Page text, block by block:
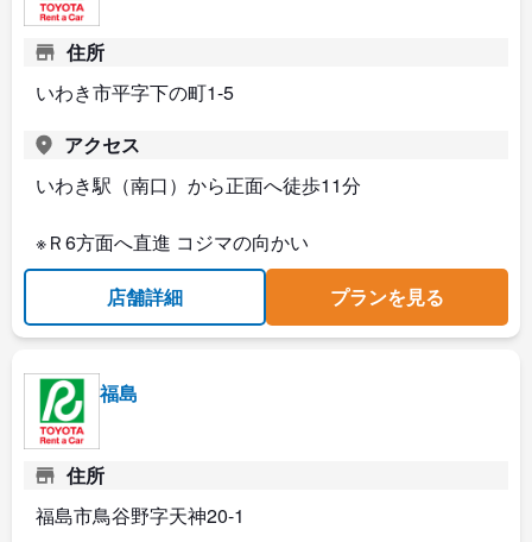
住所
いわき市平字下の町1-5
アクセス
いわき駅（南口）から正面へ徒歩11分
※Ｒ6方面へ直進 コジマの向かい
店舗詳細
プランを見る
福島
住所
福島市鳥谷野字天神20-1